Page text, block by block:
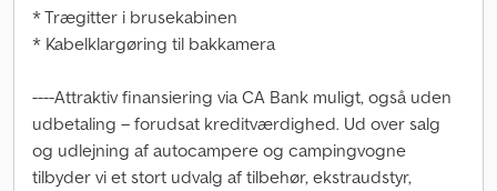
* Trægitter i brusekabinen
* Kabelklargøring til bakkamera
----Attraktiv finansiering via CA Bank muligt, også uden
udbetaling – forudsat kreditværdighed. Ud over salg
og udlejning af autocampere og campingvogne
tilbyder vi et stort udvalg af tilbehør, ekstraudstyr,